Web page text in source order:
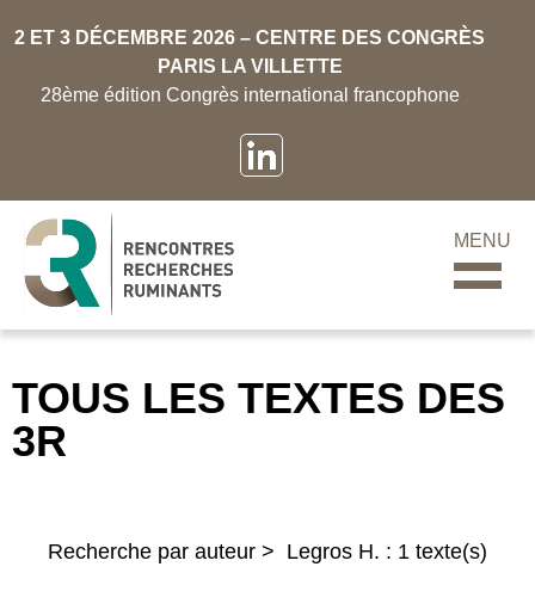
2 ET 3 DÉCEMBRE 2026 – CENTRE DES CONGRÈS
PARIS LA VILLETTE
28ème édition Congrès international francophone
MENU
TOUS LES TEXTES DES
3R
Recherche par auteur > Legros H. : 1 texte(s)